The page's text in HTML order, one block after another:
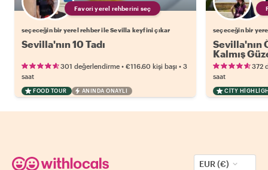
Favori yerel rehberini seç
seçeceğin bir yerel rehber ile Sevilla keyfini çıkar
Sevilla'nın 10 Tadı
301 değerlendirme • €116.60 kişi başı • 3
saat
FOOD TOUR ANINDA ONAYLI
seçeceğin bir
Sevilla'nın
Kalmış
372
saat
CITY
EUR (€)